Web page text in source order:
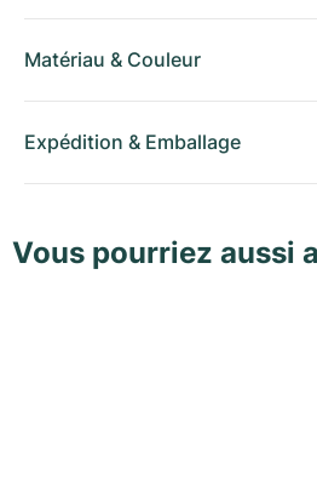
Matériau & Couleur
Expédition & Emballage
Vous pourriez aussi